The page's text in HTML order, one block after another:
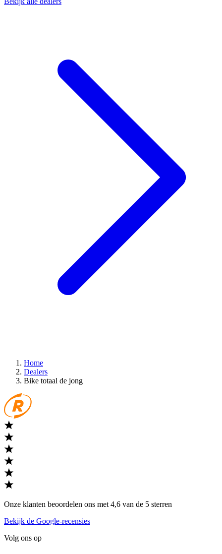
Home
Dealers
Bike totaal de jong
Onze klanten beoordelen ons met 4,6 van de 5 sterren
Bekijk de Google-recensies
Volg ons op